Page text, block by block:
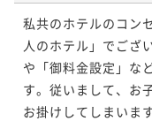
私共のホテルのコン
人のホテル」でござ
や「御料金設定」な
す。従いまして、お
お掛けしてしまいま